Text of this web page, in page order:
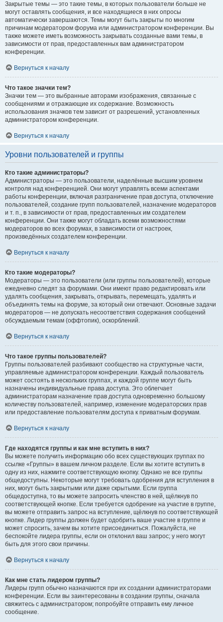
Закрытые темы — это такие темы, в которых пользователи больше не
могут оставлять сообщения, и все находящиеся в них опросы
автоматически завершаются. Темы могут быть закрыты по многим
причинам модератором форума или администратором конференции. Вы
также можете иметь возможность закрывать созданные вами темы, в
зависимости от прав, предоставленных вам администратором
конференции.
Вернуться к началу
Что такое значки тем?
Значки тем — это выбранные авторами изображения, связанные с
сообщениями и отражающие их содержание. Возможность
использования значков тем зависит от разрешений, установленных
администратором конференции.
Вернуться к началу
Уровни пользователей и группы
Кто такие администраторы?
Администраторы — это пользователи, наделённые высшим уровнем
контроля над конференцией. Они могут управлять всеми аспектами
работы конференции, включая разграничение прав доступа, отключение
пользователей, создание групп пользователей, назначение модераторов
и т. п., в зависимости от прав, предоставленных им создателем
конференции. Они также могут обладать всеми возможностями
модераторов во всех форумах, в зависимости от настроек,
произведённых создателем конференции.
Вернуться к началу
Кто такие модераторы?
Модераторы — это пользователи (или группы пользователей), которые
ежедневно следят за форумами. Они имеют право редактировать или
удалять сообщения, закрывать, открывать, перемещать, удалять и
объединять темы на форуме, за который они отвечают. Основные задачи
модераторов — не допускать несоответствия содержания сообщений
обсуждаемым темам (оффтопик), оскорблений.
Вернуться к началу
Что такое группы пользователей?
Группы пользователей разбивают сообщество на структурные части,
управляемые администратором конференции. Каждый пользователь
может состоять в нескольких группах, и каждой группе могут быть
назначены индивидуальные права доступа. Это облегчает
администраторам назначение прав доступа одновременно большому
количеству пользователей, например, изменение модераторских прав
или предоставление пользователям доступа к приватным форумам.
Вернуться к началу
Где находятся группы и как мне вступить в них?
Вы можете получить информацию обо всех существующих группах по
ссылке «Группы» в вашем личном разделе. Если вы хотите вступить в
одну из них, нажмите соответствующую кнопку. Однако не все группы
общедоступны. Некоторые могут требовать одобрения для вступления в
них, могут быть закрытыми или даже скрытыми. Если группа
общедоступна, то вы можете запросить членство в ней, щёлкнув по
соответствующей кнопке. Если требуется одобрение на участие в группе,
вы можете отправить запрос на вступление, щёлкнув по соответствующей
кнопке. Лидер группы должен будет одобрить ваше участие в группе и
может спросить, зачем вы хотите присоединиться. Пожалуйста, не
беспокойте лидера группы, если он отклонил ваш запрос; у него могут
быть для этого свои причины.
Вернуться к началу
Как мне стать лидером группы?
Лидеры групп обычно назначаются при их создании администраторами
конференции. Если вы заинтересованы в создании группы, сначала
свяжитесь с администратором; попробуйте отправить ему личное
сообщение.